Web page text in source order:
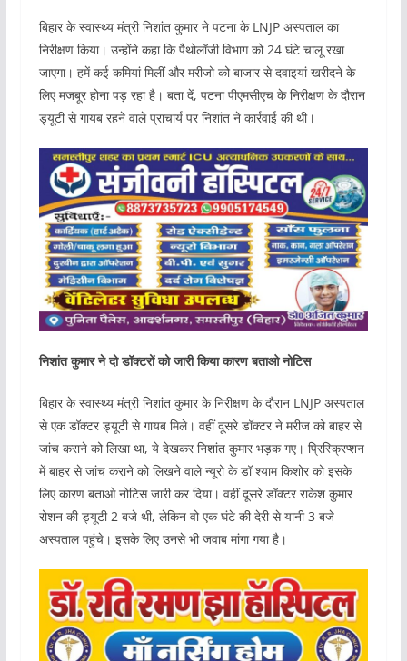
बिहार के स्वास्थ्य मंत्री निशांत कुमार ने पटना के LNJP अस्पताल का
निरीक्षण किया। उन्होंने कहा कि पैथोलॉजी विभाग को 24 घंटे चालू रखा
जाएगा। हमें कई कमियां मिलीं और मरीजो को बाजार से दवाइयां खरीदने के
लिए मजबूर होना पड़ रहा है। बता दें, पटना पीएमसीएच के निरीक्षण के दौरान
ड्यूटी से गायब रहने वाले प्राचार्य पर निशांत ने कार्रवाई की थी।
निशांत कुमार ने दो डॉक्टरों को जारी किया कारण बताओ नोटिस
बिहार के स्वास्थ्य मंत्री निशांत कुमार के निरीक्षण के दौरान LNJP अस्पताल
से एक डॉक्टर ड्यूटी से गायब मिले। वहीं दूसरे डॉक्टर ने मरीज को बाहर से
जांच कराने को लिखा था, ये देखकर निशांत कुमार भड़क गए। प्रिस्क्रिप्शन
में बाहर से जांच कराने को लिखने वाले न्यूरो के डॉ श्याम किशोर को इसके
लिए कारण बताओ नोटिस जारी कर दिया। वहीं दूसरे डॉक्टर राकेश कुमार
रोशन की ड्यूटी 2 बजे थी, लेकिन वो एक घंटे की देरी से यानी 3 बजे
अस्पताल पहुंचे। इसके लिए उनसे भी जवाब मांगा गया है।